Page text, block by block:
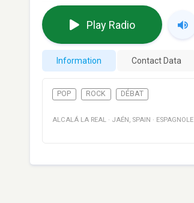
Play Radio
Information Contact Data
POP ROCK DÉBAT
ALCALÁ LA REAL · JAÉN , SPAIN · ESPAGNOLE